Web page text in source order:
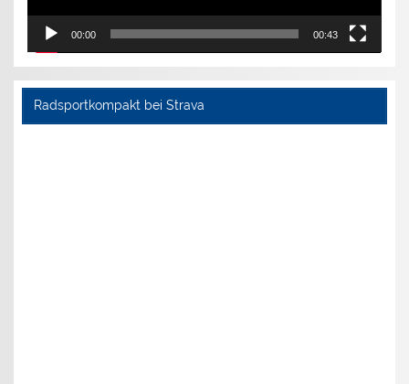
00:00 00:43
Radsportkompakt bei Strava